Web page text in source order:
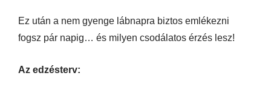
Ez után a nem gyenge lábnapra biztos emlékezni
fogsz pár napig… és milyen csodálatos érzés lesz!
Az edzésterv: